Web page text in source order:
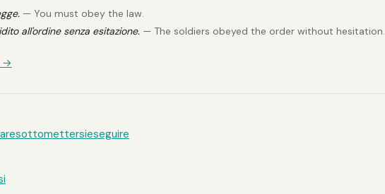
— You must obey the law.
all'ordine senza esitazione. — The soldiers obeyed the order without hesitation.
→
sottomettersieseguire